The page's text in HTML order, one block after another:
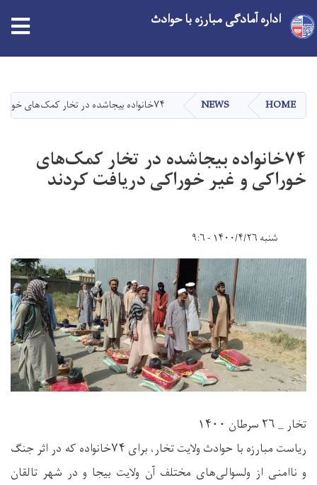
main
content
اداره آمادگی مبارزه با حوادث
HOME
NEWS ۷۴خانواده بیجاشده در تخار کمک‌های خوراکی و غیر خوراکی دریافت کردند
۷۴خانواده بیجاشده در تخار کمک‌های
خوراکی و غیر خوراکی دریافت کردند
شنبه ۱۴۰۰/۴/۲۶ - ۹:۶
تخار _ ۲۶ سرطان ۱۴۰۰
ریاست مبارزه با حوادث ولایت تخار، برای ۷۴خانواده که در اثر جنگ
و ناامنی از ولسوالی‌های مختلف آن ولایت بیجا و در شهر تالقان